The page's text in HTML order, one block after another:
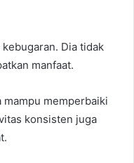
Dia tidak
manfaat.
memperbaiki
konsisten juga